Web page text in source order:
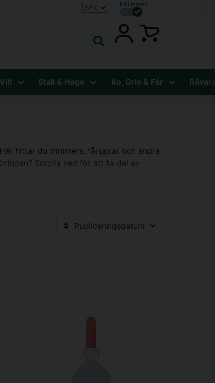
Inkl.moms
Stall & Hage Ko, Gris & Får
hittar du trimmers, fårsaxar och andra
Scrolla ned för att ta del av
Publiceringsdatum